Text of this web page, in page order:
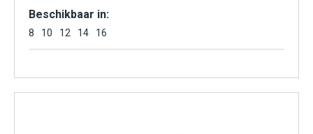
Beschikbaar in:
8 10 12 14 16